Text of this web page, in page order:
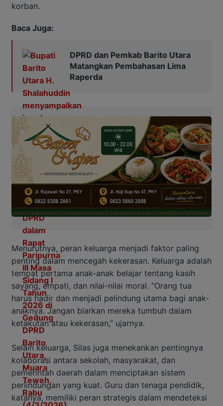
korban.
Baca Juga:
DPRD dan Pemkab Barito Utara
Matangkan Pembahasan Lima
Raperda
Menurutnya, peran keluarga menjadi faktor paling
penting dalam mencegah kekerasan. Keluarga adalah
tempat pertama anak-anak belajar tentang kasih
sayang, empati, dan nilai-nilai moral. “Orang tua
harus hadir dan menjadi pelindung utama bagi anak-
anaknya. Jangan biarkan mereka tumbuh dalam
ketakutan atau kekerasan,” ujarnya.
Selain keluarga, Silas juga menekankan pentingnya
kolaborasi antara sekolah, masyarakat, dan
pemerintah daerah dalam menciptakan sistem
perlindungan yang kuat. Guru dan tenaga pendidik,
katanya, memiliki peran strategis dalam mendeteksi